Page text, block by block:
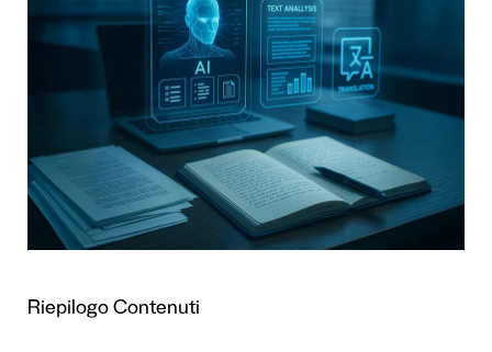
Riepilogo Contenuti